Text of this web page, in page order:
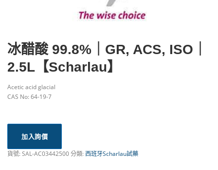
冰醋酸 99.8%｜GR, ACS, ISO｜
2.5L【Scharlau】
Acetic acid glacial
CAS No: 64-19-7
加入詢價
貨號:SAL-AC03442500分類:西班牙Scharlau試藥